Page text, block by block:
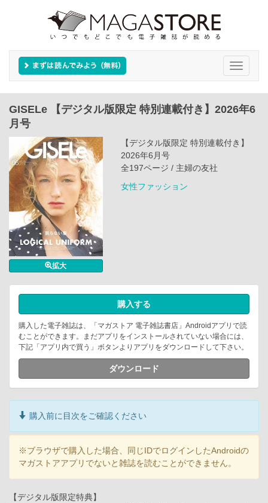
Toggle
GISELe 【デジタル版限定 特別連載付き】2026年6
月号
拡大
【デジタル版限定 特別連載付き】
2026年6月号
全197ページ / 主婦の友社
女性ファッション
購入する
購入した電子雑誌は、「マガストア 電子雑誌書店」Androidアプリで読
むことができます。まだアプリをインストールされていない場合には、
下記「アプリ内で買う」ボタンよりアプリをダウンロードして下さい。
ダウンロード
購入前に目次をご確認ください
※ブラウザで購入した場合、同じIDでログインしたAndroidの
マガストアアプリでないと雑誌を読むことができません。
【デジタル版限定特典】